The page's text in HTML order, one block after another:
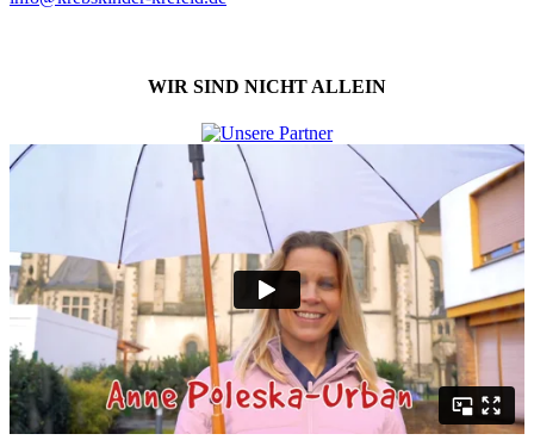
WIR SIND NICHT ALLEIN